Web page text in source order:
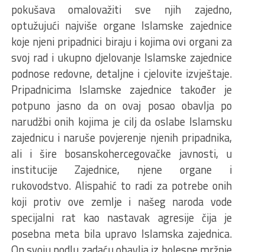
pokušava omalovažiti sve njih zajedno,
optužujući najviše organe Islamske zajednice
koje njeni pripadnici biraju i kojima ovi organi za
svoj rad i ukupno djelovanje Islamske zajednice
podnose redovne, detaljne i cjelovite izvještaje.
Pripadnicima Islamske zajednice također je
potpuno jasno da on ovaj posao obavlja po
narudžbi onih kojima je cilj da oslabe Islamsku
zajednicu i naruše povjerenje njenih pripadnika,
ali i šire bosanskohercegovačke javnosti, u
institucije Zajednice, njene organe i
rukovodstvo. Alispahić to radi za potrebe onih
koji protiv ove zemlje i našeg naroda vode
specijalni rat kao nastavak agresije čija je
posebna meta bila upravo Islamska zajednica.